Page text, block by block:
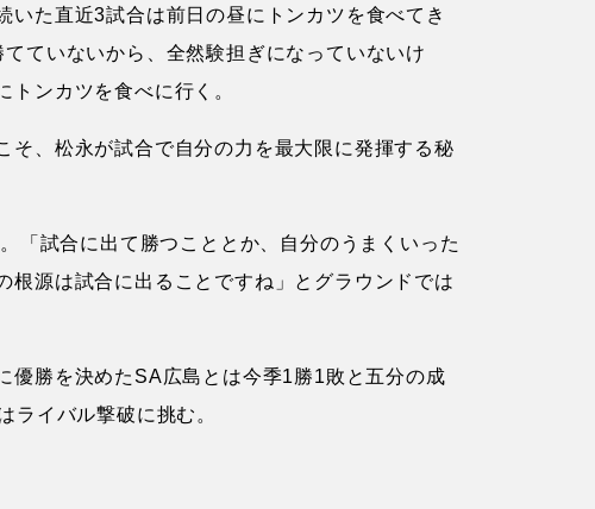
た直近3試合は前日の昼にトンカツを食べてき
ていないから、全然験担ぎになっていないけ
ンカツを食べに行く。
そ、松永が試合で自分の力を最大限に発揮する秘
「試合に出て勝つこととか、自分のうまくいった
源は試合に出ることですね」とグラウンドでは
優勝を決めたSA広島とは今季1勝1敗と五分の成
ライバル撃破に挑む。